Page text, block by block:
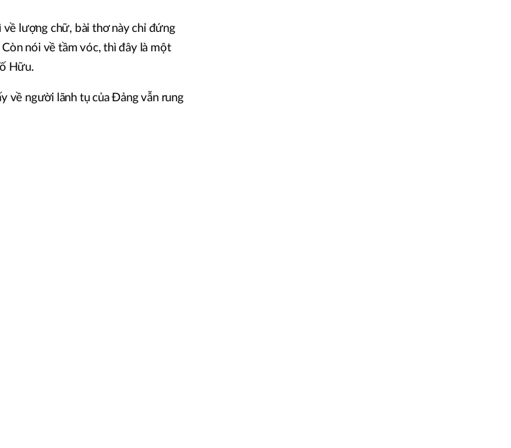
lượng chữ, bài thơ này chỉ đứng
Còn nói về tầm vóc, thì đây là một
Hữu.
về người lãnh tụ của Đảng vẫn rung